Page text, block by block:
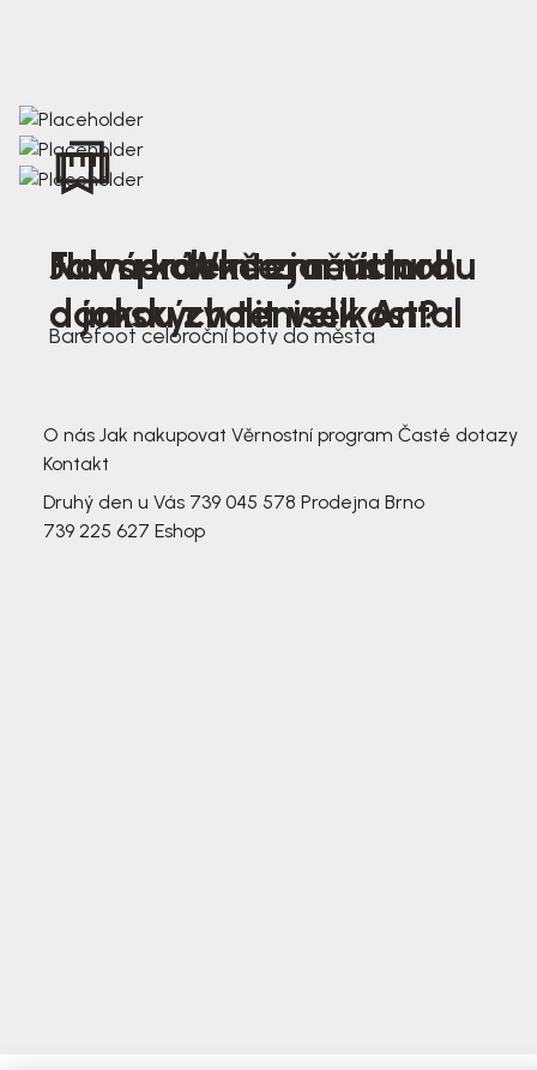
Nová kolekce jarních
dámských tenisek Antal
Jak správně změřit nohu
a jakou zvolit velikost?
Farmer Winter mustard
Barefoot celoroční boty do města
O nás Jak nakupovat Věrnostní program Časté dotazy
Kontakt
Druhý den u Vás 739 045 578 Prodejna Brno
739 225 627 Eshop